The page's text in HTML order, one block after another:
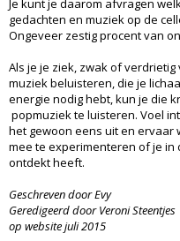
Je kunt je daarom afvragen
gedachten en muziek op de
Ongeveer zestig procent van
Als je je ziek, zwak of
muziek beluisteren, die je
energie nodig hebt, kun je die
popmuziek te luisteren. Voel
het gewoon eens uit en ervaar
mee te experimenteren of je
ontdekt heeft.
Geschreven door Evy
Geredigeerd door Veroni Steentjes
op website juli 2015